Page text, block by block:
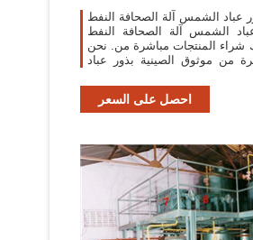
عباد الشمس آلة الصحافة النفط
الشمس آلة الصحافة النفط
شراء المنتجات مباشرة من. نحن
من موثوق الصينية بذور عباد
احصل على السعر